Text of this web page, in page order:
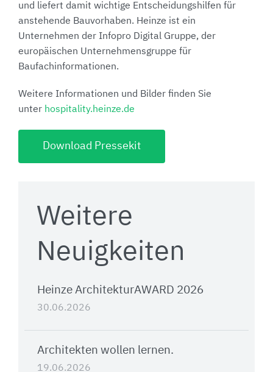
und liefert damit wichtige Entscheidungshilfen für
anstehende Bauvorhaben. Heinze ist ein
Unternehmen der Infopro Digital Gruppe, der
europäischen Unternehmensgruppe für
Baufachinformationen.
Weitere Informationen und Bilder finden Sie
unter hospitality.heinze.de
Download Pressekit
Weitere
Neuigkeiten
Heinze ArchitekturAWARD 2026
30.06.2026
Architekten wollen lernen.
19.06.2026